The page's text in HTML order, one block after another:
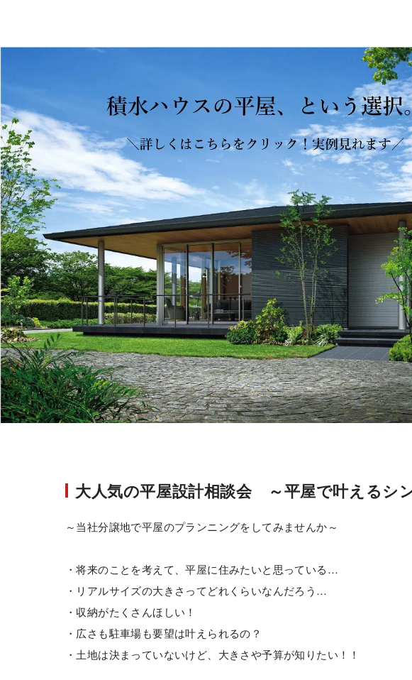
大人気の平屋設計相談会 ～平屋で叶えるシ
～当社分譲地で平屋のプランニングをしてみませんか～
・将来のことを考えて、平屋に住みたいと思っている…
・リアルサイズの大きさってどれくらいなんだろう…
・収納がたくさんほしい！
・広さも駐車場も要望は叶えられるの？
・土地は決まっていないけど、大きさや予算が知りたい！！